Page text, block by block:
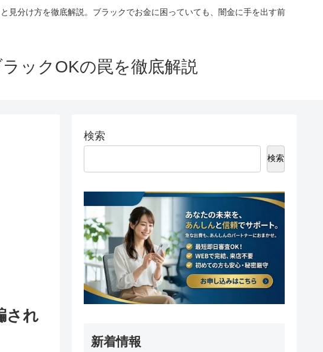
見分け方を徹底解説。ブラックでお金に困っていても、闇金に手を出す前
ックOKの罠を徹底解説
され
検索
検索
新着情報